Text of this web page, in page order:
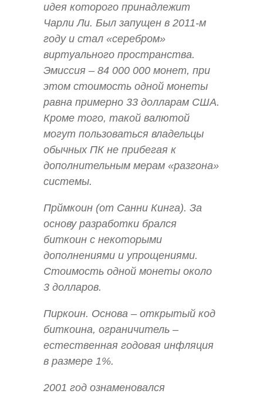
идея которого принадлежит
Чарли Ли. Был запущен в 2011-м
году и стал «серебром»
виртуального пространства.
Эмиссия – 84 000 000 монет, при
этом стоимость одной монеты
равна примерно 33 долларам США.
Кроме того, такой валютой
могут пользоваться владельцы
обычных ПК не прибегая к
дополнительным мерам «разгона»
системы.
Прймкоин (от Санни Кинга). За
основу разработки брался
биткоин с некоторыми
дополнениями и упрощениями.
Стоимость одной монеты около
3 долларов.
Пиркоин. Основа – открытый код
биткоина, ограничитель –
естественная годовая инфляция
в размере 1%.
2001 год ознаменовался